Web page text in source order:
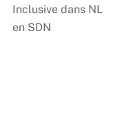
Inclusive dans NL
en SDN